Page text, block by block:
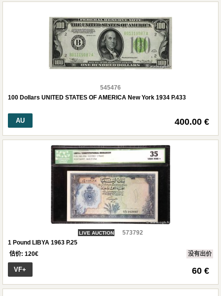
545476
100 Dollars UNITED STATES OF AMERICA New York 1934 P.433
AU 400.00 €
LIVE AUCTION
573792
1 Pound LIBYA 1963 P.25
估价: 120€ 没有出价
VF+ 60 €